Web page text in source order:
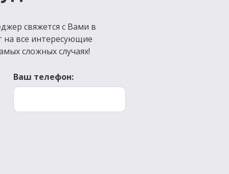
свяжется с Вами в
все интересующие
сложных случаях!
Ваш телефон: